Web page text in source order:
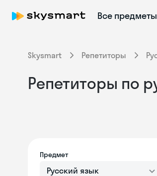
Все предметы
Skysmart Репетиторы
Репетиторы по
Предмет
Русский язык